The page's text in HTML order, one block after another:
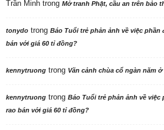
Trần Minh trong Mở tranh Phật, cầu an trên bảo
tonydo trong Báo Tuổi trẻ phản ảnh về việc phần
bán với giá 60 tỉ đồng?
kennytruong trong Vãn cảnh chùa cổ ngàn năm ở
kennytruong trong Báo Tuổi trẻ phản ảnh về việc
rao bán với giá 60 tỉ đồng?